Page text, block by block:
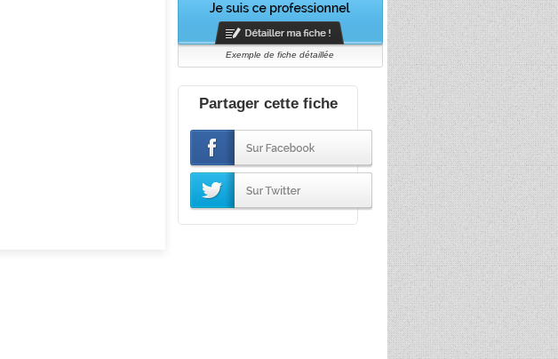
Exemple de fiche détaillée
Partager cette fiche